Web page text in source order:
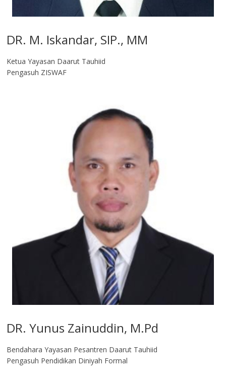
DR. M. Iskandar, SIP., MM
Ketua Yayasan Daarut Tauhiid
Pengasuh ZISWAF
DR. Yunus Zainuddin, M.Pd
Bendahara Yayasan Pesantren Daarut Tauhiid
Pengasuh Pendidikan Diniyah Formal